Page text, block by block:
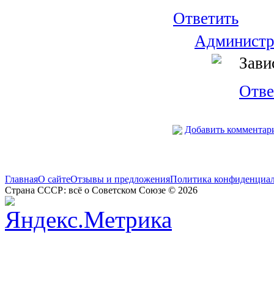
Ответить
Добавить
ГлавнаяО сайтеОтзывы и предложенияПолитика
Страна СССР: всё о Советском Союзе © 2026